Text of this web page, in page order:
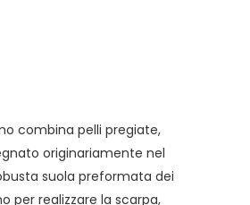
combina pelli pregiate,
originariamente nel
suola preformata dei
per realizzare la scarpa,